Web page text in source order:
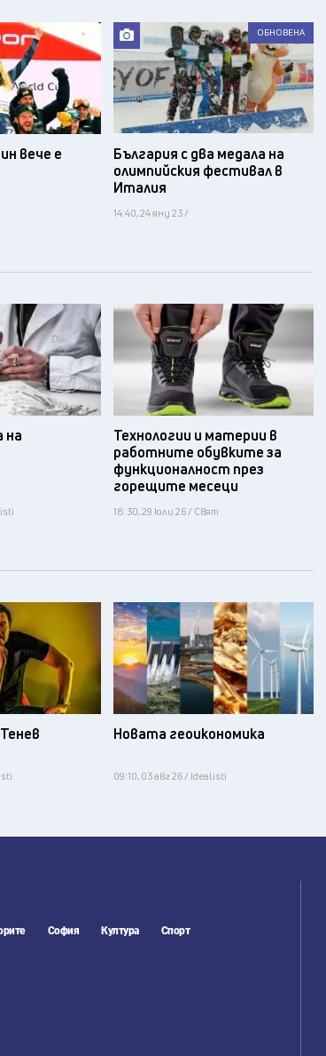
вече е
ОБНОВЕНА
България с два медала на
олимпийския фестивал в
Италия
14:40, 24 яну 23 /
на
Технологии и материи в
работните обувките за
функционалност през
горещите месеци
18:30, 29 юли 26 / Свят
Новата геоикономика
09:10, 03 авг 26 / Idealisti
София Култура
Спорт